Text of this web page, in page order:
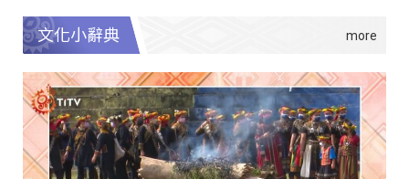
文化小辭典